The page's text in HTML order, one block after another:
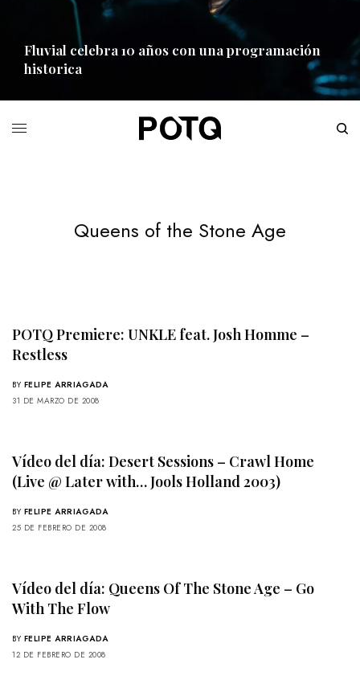
Fluvial celebra 10 años con una programación
historica
Queens of the Stone Age
POTQ Premiere: UNKLE feat. Josh Homme –
Restless
BY FELIPE ARRIAGADA
31 DE MARZO DE 2008
Vídeo del día: Desert Sessions – Crawl Home
(Live @ Later with… Jools Holland 2003)
BY FELIPE ARRIAGADA
25 DE FEBRERO DE 2008
Vídeo del día: Queens Of The Stone Age – Go
With The Flow
BY FELIPE ARRIAGADA
12 DE FEBRERO DE 2008